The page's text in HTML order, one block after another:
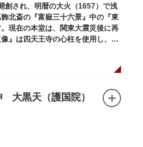
創され、明暦の大火（1657）で浅
北斎の『富嶽三十六景』中の『東
現在の本堂は、関東大震災後に再
』は四天王寺の心柱を使用し、嘉
また、梵鐘は寛永7年（1630）以
の中では有数の風格を誇り、毎年
大黒天（護国院）